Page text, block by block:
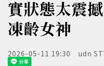
實狀態太震
凍齡女神
2026-05-11 19:30 udn